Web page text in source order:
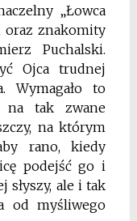
„Łowca
oraz znakomity
Puchalski.
Ojca trudnej
Wymagało to
na tak zwane
na którym
rano, kiedy
podejść go i
słyszy, ale i tak
od myśliwego